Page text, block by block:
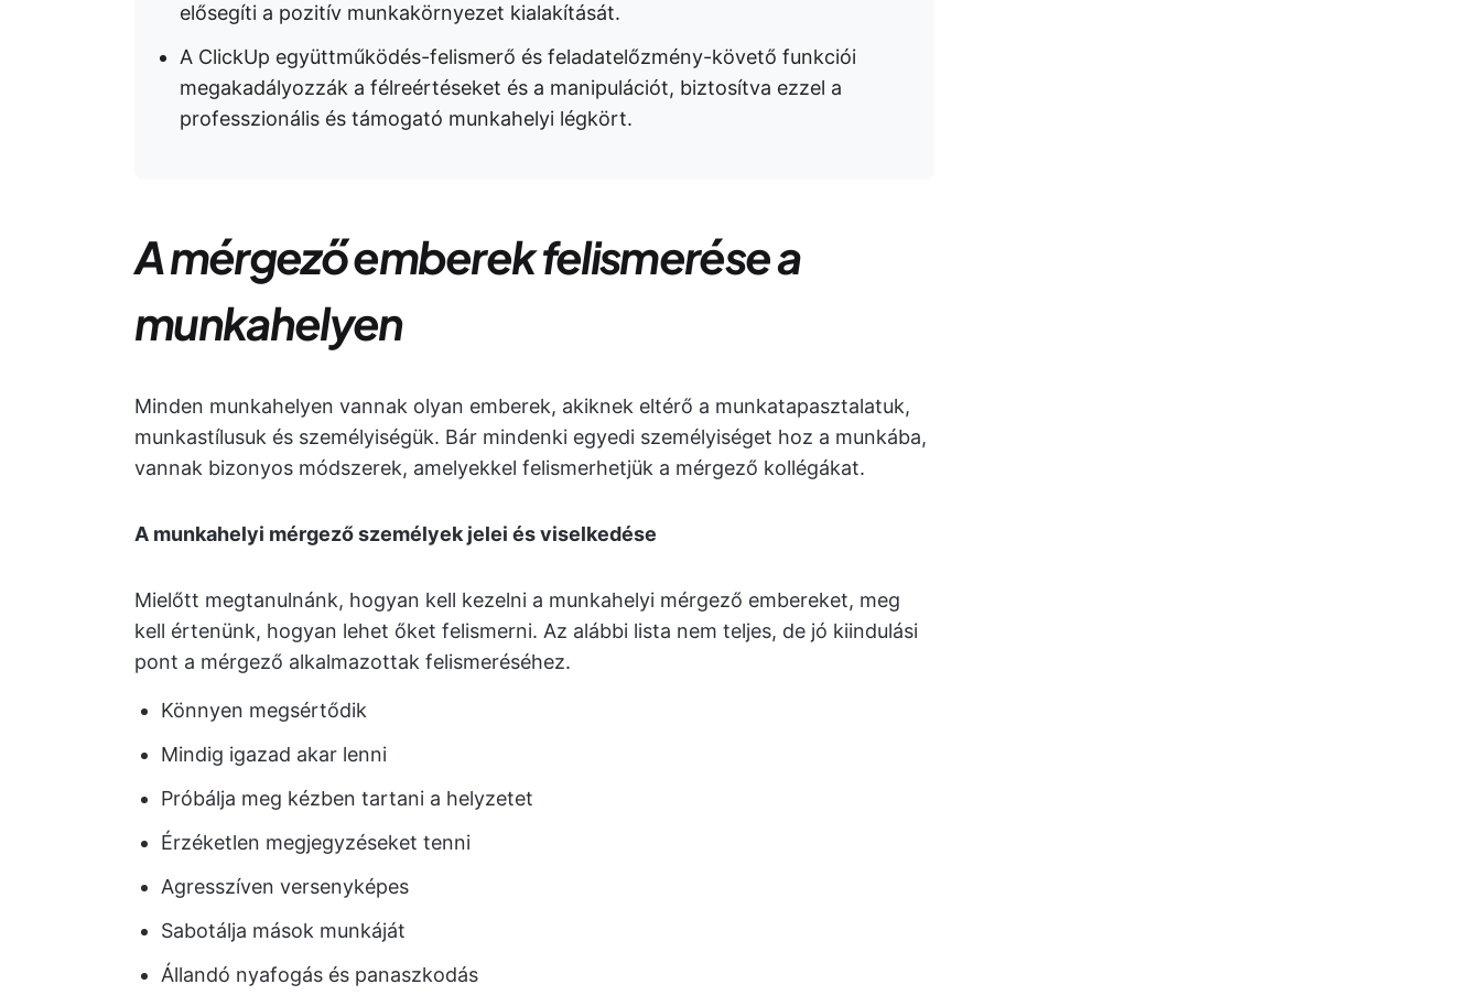
elősegíti a pozitív munkakörnyezet kialakítását.
A ClickUp együttműködés-felismerő és feladatelőzmény-követő funkciói
megakadályozzák a félreértéseket és a manipulációt, biztosítva ezzel a
professzionális és támogató munkahelyi légkört.
A mérgező emberek felismerése a
munkahelyen
Minden munkahelyen vannak olyan emberek, akiknek eltérő a munkatapasztalatuk,
munkastílusuk és személyiségük. Bár mindenki egyedi személyiséget hoz a munkába,
vannak bizonyos módszerek, amelyekkel felismerhetjük a mérgező kollégákat.
A munkahelyi mérgező személyek jelei és viselkedése
Mielőtt megtanulnánk, hogyan kell kezelni a munkahelyi mérgező embereket, meg
kell értenünk, hogyan lehet őket felismerni. Az alábbi lista nem teljes, de jó kiindulási
pont a mérgező alkalmazottak felismeréséhez.
Könnyen megsértődik
Mindig igazad akar lenni
Próbálja meg kézben tartani a helyzetet
Érzéketlen megjegyzéseket tenni
Agresszíven versenyképes
Sabotálja mások munkáját
Állandó nyafogás és panaszkodás